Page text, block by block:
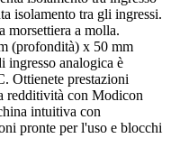
isolamento tra gli ingressi.
morsettiera a molla.
(profondità) x 50 mm
ingresso analogica è
Ottienete prestazioni
redditività con Modicon
intuitiva con
pronte per l'uso e blocchi